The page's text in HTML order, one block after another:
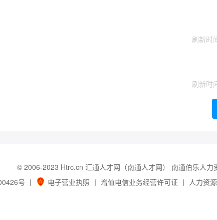
刷新时
刷新时
© 2006-2023 Htrc.cn 汇通人才网（南通人才网） 南通伯乐人力
号 丨 电子营业执照 丨 增值电信业务经营许可证 丨 人力资